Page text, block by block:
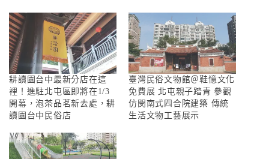
耕讀園台中最新分店在這
裡！進駐北屯區即將在1/3
開幕，泡茶品茗新去處，耕
讀園台中民俗店
臺灣民俗文物館＠鞋憶文化
免費展 北屯親子踏青 參觀
仿閔南式四合院建築 傳統
生活文物工藝展示